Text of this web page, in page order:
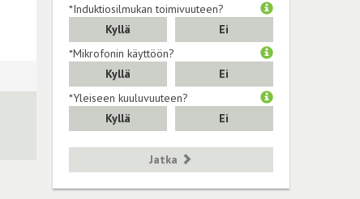
*Induktiosilmukan toimivuuteen?
Kyllä
Ei
*Mikrofonin käyttöön?
Kyllä
Ei
*Yleiseen kuuluvuuteen?
Kyllä
Ei
Jatka